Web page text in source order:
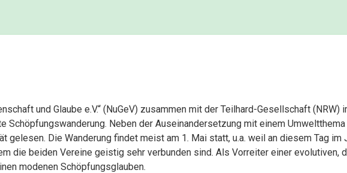
und Glaube e.V.“ (NuGeV) zusammen mit der Teilhard-Gesellschaft
Schöpfungswanderung. Neben der Auseinandersetzung mit einem
gelesen. Die Wanderung findet meist am 1. Mai statt, u.a. weil an diesem Tag
die beiden Vereine geistig sehr verbunden sind. Als Vorreiter einer
modenen Schöpfungsglauben.